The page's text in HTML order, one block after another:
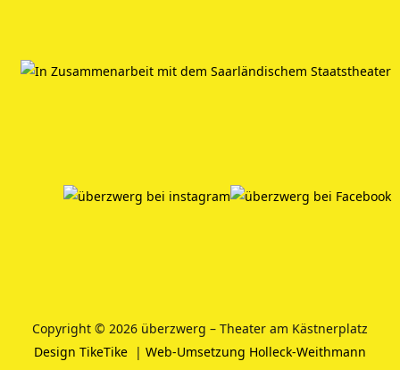
Copyright © 2026 überzwerg – Theater am Kästnerplatz
Design TikeTike | Web-Umsetzung Holleck-Weithmann